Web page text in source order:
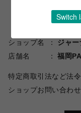
ショップ名
ジャ
店舗名
福岡
特定商取引法など法
ショップお問い合わ
Switch